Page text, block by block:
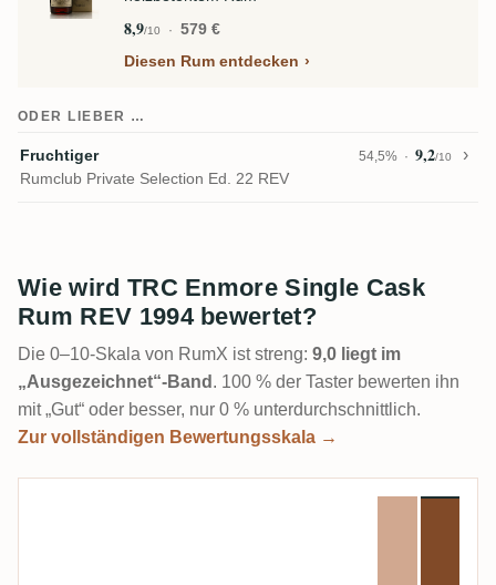
8,9/10
579 €
Diesen Rum entdecken
ODER LIEBER …
Fruchtiger 54,5% 9,2/10
Rumclub Private Selection Ed. 22 REV
Wie wird TRC Enmore Single Cask
Rum REV 1994 bewertet?
Die 0–10-Skala von RumX ist streng: 9,0 liegt im
„Ausgezeichnet“-Band . 100 % der Taster bewerten ihn
mit „Gut“ oder besser, nur 0 % unterdurchschnittlich.
Zur vollständigen Bewertungsskala →